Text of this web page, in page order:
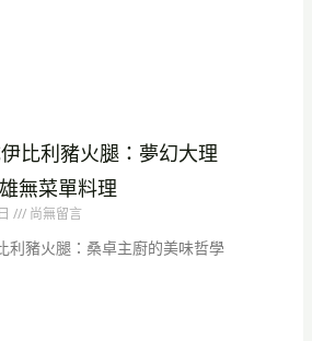
比利豬火腿：夢幻大理
無菜單料理
尚無留言
利豬火腿：桑卓主廚的美味哲學